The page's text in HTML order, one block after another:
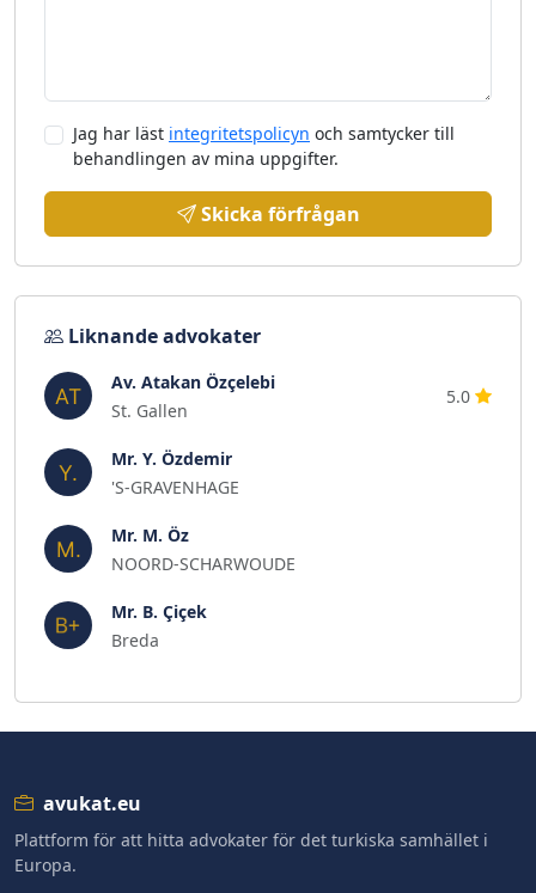
Jag har läst integritetspolicyn och samtycker till
behandlingen av mina uppgifter.
Skicka förfrågan
Liknande advokater
Av. Atakan Özçelebi
St. Gallen
5.0
Mr. Y. Özdemir
'S-GRAVENHAGE
Mr. M. Öz
NOORD-SCHARWOUDE
Mr. B. Çiçek
Breda
avukat.eu
Plattform för att hitta advokater för det turkiska samhället i
Europa.